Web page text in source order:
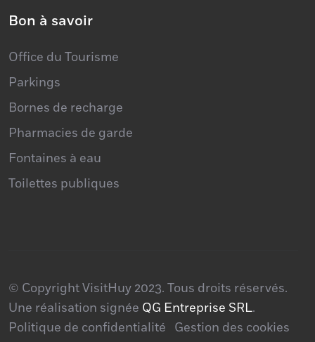
Bon à savoir
Office du Tourisme
Parkings
Bornes de recharge
Pharmacies de garde
Fontaines à eau
Toilettes publiques
© Copyright VisitHuy 2023. Tous droits réservés.
Une réalisation signée QG Entreprise SRL.
Politique de confidentialité Gestion des cookies